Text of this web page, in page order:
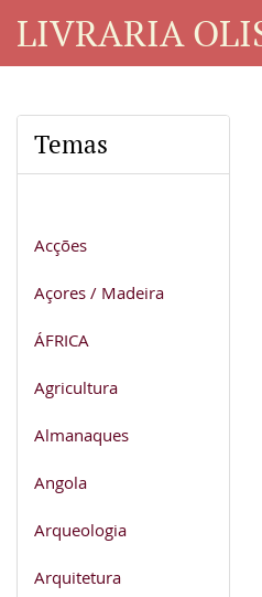
LIVRARIA
Temas
Acções
Açores / Madeira
ÁFRICA
Agricultura
Almanaques
Angola
Arqueologia
Arquitetura